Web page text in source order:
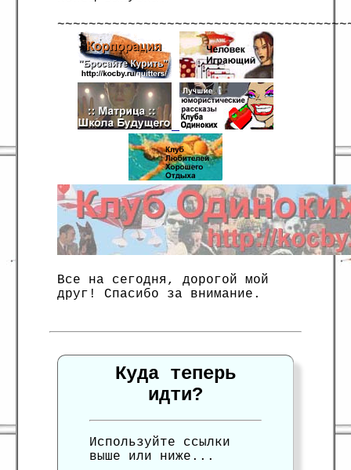
Все на сегодня, дорогой мой
друг! Спасибо за внимание.
Куда теперь
идти?
Используйте ссылки
выше или ниже...